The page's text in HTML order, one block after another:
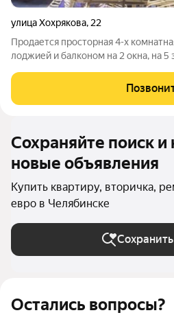
Остались вопросы?
улица Хохрякова, 22
Продается просторная 4-х
лоджией и балконом на 2 окна, на
Площадь кухни 10 кв.м., площади
санузел
Сохраняйте поиск и
новые объявления
Купить квартиру, вторичка,
евро в Челябинске